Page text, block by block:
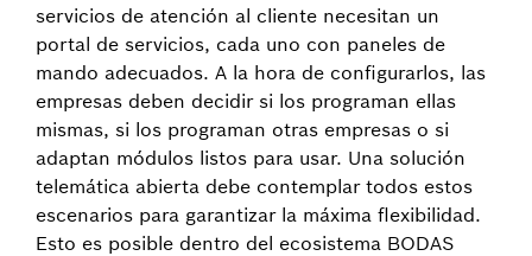
servicios de atención al cliente necesitan un
portal de servicios, cada uno con paneles de
mando adecuados. A la hora de configurarlos, las
empresas deben decidir si los programan ellas
mismas, si los programan otras empresas o si
adaptan módulos listos para usar. Una solución
telemática abierta debe contemplar todos estos
escenarios para garantizar la máxima flexibilidad.
Esto es posible dentro del ecosistema BODAS